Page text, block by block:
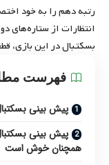
رتبه دهم را به خود
انتظارات از ستاره‌های
بسکتبال در این بازی،
فهرست
پیش بینی
پیش بینی
همچنان خوش است